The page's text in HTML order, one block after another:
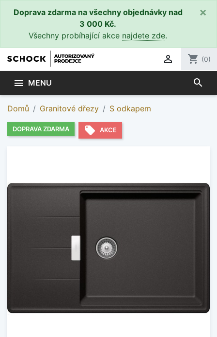
Doprava zdarma na všechny objednávky nad
3 000 Kč.
Všechny probíhající akce najdete zde.
×
 shopping_cart (0)
 MENU search
Domů Granitové dřezy S odkapem
DOPRAVA ZDARMA local_offer AKCE